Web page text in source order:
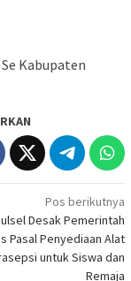
Kabupaten
Pos berikutnya
Desak Pemerintah
Pasal Penyediaan Alat
untuk Siswa dan
Remaja